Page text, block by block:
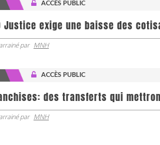
ACCÈS PUBLIC
Justice exige une baisse des
par MNH
ACCÈS PUBLIC
des transferts qui
par MNH